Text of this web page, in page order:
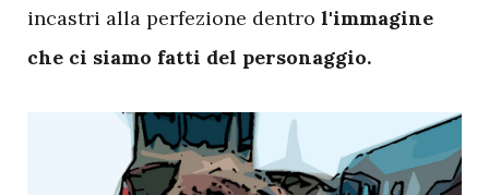
incastri alla perfezione dentro l'immagine
che ci siamo fatti del personaggio.